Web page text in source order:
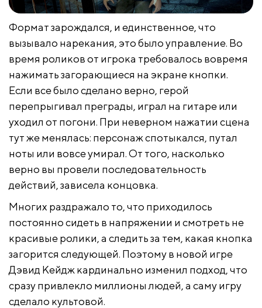
Формат зарождался, и единственное, что
вызывало нарекания, это было управление. Во
время роликов от игрока требовалось вовремя
нажимать загорающиеся на экране кнопки.
Если все было сделано верно, герой
перепрыгивал преграды, играл на гитаре или
уходил от погони. При неверном нажатии сцена
тут же менялась: персонаж спотыкался, путал
ноты или вовсе умирал. От того, насколько
верно вы провели последовательность
действий, зависела концовка.
Многих раздражало то, что приходилось
постоянно сидеть в напряжении и смотреть не
красивые ролики, а следить за тем, какая кнопка
загорится следующей. Поэтому в новой игре
Дэвид Кейдж кардинально изменил подход, что
сразу привлекло миллионы людей, а саму игру
сделало культовой.